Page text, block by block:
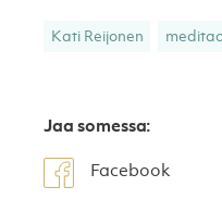
Kati Reijonen
Jaa somessa:
Facebook